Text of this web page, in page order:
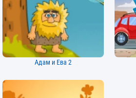
Адам и Ева 2